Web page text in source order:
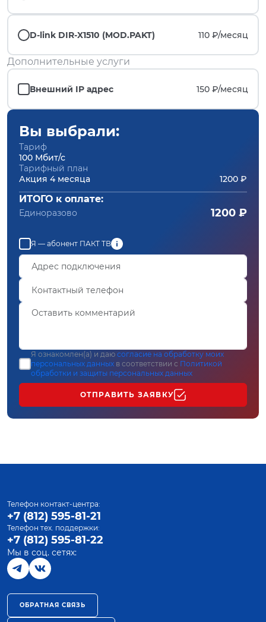
D-link DIR-X1510 (MOD.PAKT) 110 ₽/месяц
Дополнительные услуги
Внешний IP адрес 150 ₽/месяц
Вы выбрали:
Тариф
100 Мбит/с
Тарифный план
Акция 4 месяца
1200 ₽
ИТОГО к оплате:
Единоразово 1200 ₽
Я — абонент ПАКТ ТВ
Я ознакомлен(а) и даю согласие на обработку моих
персональных данных в соответствии с Политикой
обработки и защиты персональных данных
ОТПРАВИТЬ ЗАЯВКУ
Телефон контакт-центра:
+7 (812) 595-81-21
Телефон тех. поддержки:
+7 (812) 595-81-22
Мы в соц. сетях:
ОБРАТНАЯ СВЯЗЬ